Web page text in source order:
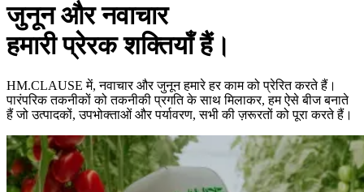
जुनून और नवाचार
हमारी प्रेरक शक्तियाँ हैं।
HM.CLAUSE में, नवाचार और जुनून हमारे हर काम को प्रेरित करते हैं।
पारंपरिक तकनीकों को तकनीकी प्रगति के साथ मिलाकर, हम ऐसे बीज बनाते
हैं जो उत्पादकों, उपभोक्ताओं और पर्यावरण, सभी की ज़रूरतों को पूरा करते हैं।